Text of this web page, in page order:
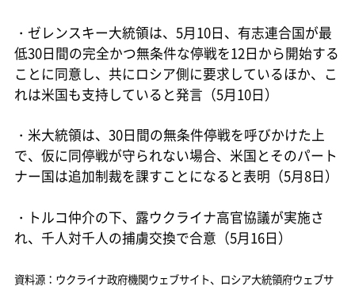
・ゼレンスキー大統領は、5月10日、有志連合国が最
低30日間の完全かつ無条件な停戦を12日から開始する
ことに同意し、共にロシア側に要求しているほか、こ
れは米国も支持していると発言（5月10日）
・米大統領は、30日間の無条件停戦を呼びかけた上
で、仮に同停戦が守られない場合、米国とそのパート
ナー国は追加制裁を課すことになると表明（5月8日）
・トルコ仲介の下、露ウクライナ高官協議が実施さ
れ、千人対千人の捕虜交換で合意（5月16日）
資料源：ウクライナ政府機関ウェブサイト、ロシア大統領府ウェブサ